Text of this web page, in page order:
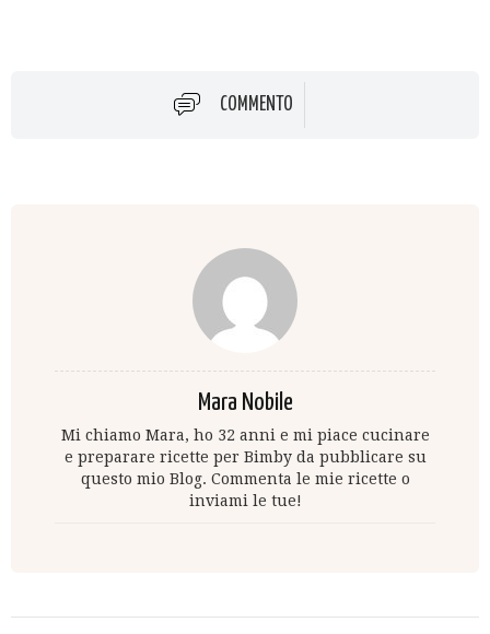
COMMENTO
Mara Nobile
Mi chiamo Mara, ho 32 anni e mi piace cucinare
e preparare ricette per Bimby da pubblicare su
questo mio Blog. Commenta le mie ricette o
inviami le tue!